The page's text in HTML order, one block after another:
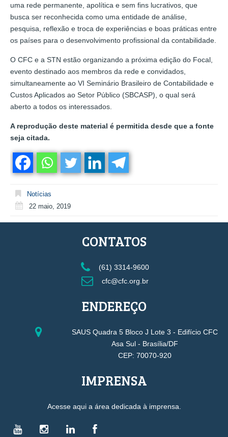
uma rede permanente, apolítica e sem fins lucrativos, que
busca ser reconhecida como uma entidade de análise,
pesquisa, reflexão e troca de experiências e boas práticas entre
os países para o desenvolvimento profissional da contabilidade.
O CFC e a STN estão organizando a próxima edição do Focal,
evento destinado aos membros da rede e convidados,
simultaneamente ao VI Seminário Brasileiro de Contabilidade e
Custos Aplicados ao Setor Público (SBCASP), o qual será
aberto a todos os interessados.
A reprodução deste material é permitida desde que a fonte
seja citada.
Notícias
22 maio, 2019
CONTATOS
(61) 3314-9600
cfc@cfc.org.br
ENDEREÇO
SAUS Quadra 5 Bloco J Lote 3 - Edifício CFC
Asa Sul - Brasília/DF
CEP: 70070-920
IMPRENSA
Acesse aqui a área dedicada à imprensa.